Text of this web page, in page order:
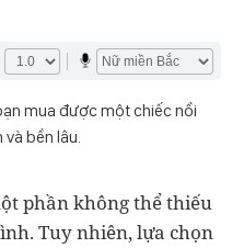
mua được một chiếc nồi
bền lâu.
phần không thể thiếu
Tuy nhiên, lựa chọn